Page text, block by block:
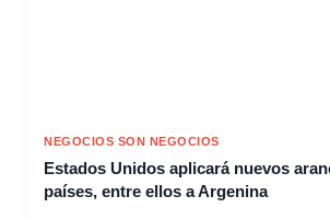
NEGOCIOS SON NEGOCIOS
Estados Unidos aplicará nuevos
países, entre ellos a Argenina